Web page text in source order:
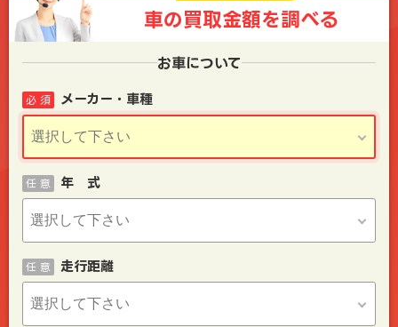
車の買取金額を調べる
お車について
メーカー・車種
必 須
年 式
任 意
走行距離
任 意